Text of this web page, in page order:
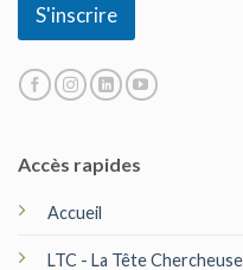
Accès rapides
Accueil
LTC - La Tête Chercheuse
S'inscrire